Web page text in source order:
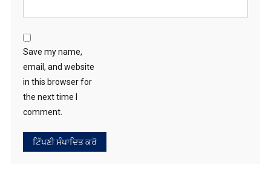
Save my name,
email, and website
in this browser for
the next time I
comment.